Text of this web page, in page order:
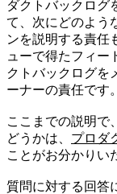
ダクトバックログ
て、次にどのよう
ンを説明する責任
ューで得たフィー
クトバックログを
ーナーの責任です。
ここまでの説明で
どうかは、 プロダ
ことがお分かりい
質問に対する回答